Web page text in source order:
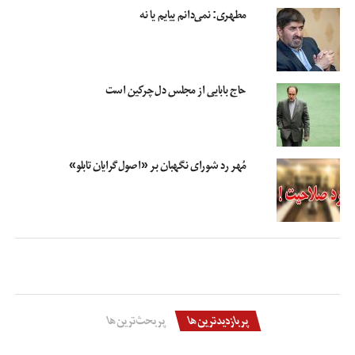
آرای نمایندگان
خرید رای معتادان
مطهری: نمی‌دانم بیایم یا نه
حاج بابایی از مجلس دل‌چرکین است
مُهر رد شورای نگهبان بر «اصول‌گرایان تابلو»
پربازدیدترین‌ها پربحث‌ترین‌ها